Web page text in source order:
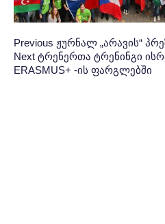
Post
navigation
პოსტის
ნავიგაცია
Previous Previous
Post:
ჟურნალ „არავის“
Next Next
Post:
ტრენერთა ტრენინგი
ERASMUS+ -ის ფარგლებში